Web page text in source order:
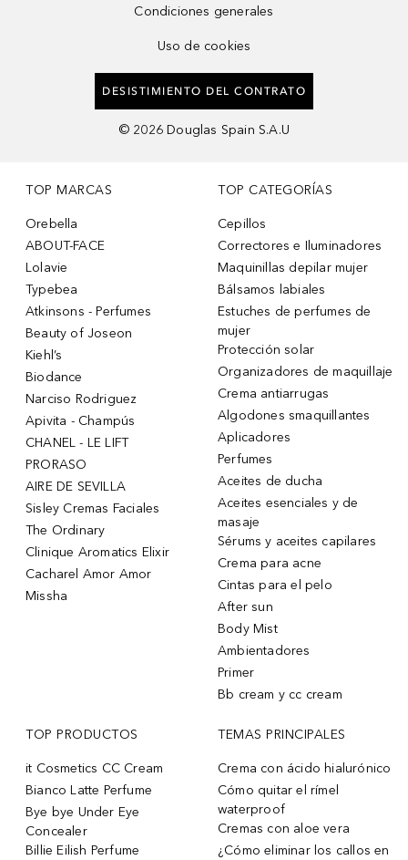
Condiciones generales
Uso de cookies
DESISTIMIENTO DEL CONTRATO
© 2026 Douglas Spain S.A.U
TOP MARCAS
Orebella
ABOUT-FACE
Lolavie
Typebea
Atkinsons - Perfumes
Beauty of Joseon
Kiehl’s
Biodance
Narciso Rodriguez
Apivita - Champús
CHANEL - LE LIFT
PRORASO
AIRE DE SEVILLA
Sisley Cremas Faciales
The Ordinary
Clinique Aromatics Elixir
Cacharel Amor Amor
Missha
TOP CATEGORÍAS
Cepillos
Correctores e Iluminadores
Maquinillas depilar mujer
Bálsamos labiales
Estuches de perfumes de
mujer
Protección solar
Organizadores de maquillaje
Crema antiarrugas
Algodones smaquillantes
Aplicadores
Perfumes
Aceites de ducha
Aceites esenciales y de
masaje
Sérums y aceites capilares
Crema para acne
Cintas para el pelo
After sun
Body Mist
Ambientadores
Primer
Bb cream y cc cream
TOP PRODUCTOS
it Cosmetics CC Cream
Bianco Latte Perfume
Bye bye Under Eye
Concealer
Billie Eilish Perfume
TEMAS PRINCIPALES
Crema con ácido hialurónico
Cómo quitar el rímel
waterproof
Cremas con aloe vera
¿Cómo eliminar los callos en